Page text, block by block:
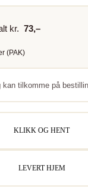
kr. 73,–
(PAK)
kan tilkomme på
KLIKK OG HENT
LEVERT HJEM